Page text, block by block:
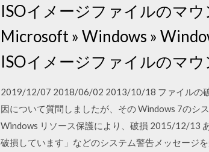
ISOイメージファイルのマ
Microsoft » Windows »
ISOイメージファイルのマ
2019/12/07 2018/06/02 2013/10/18 ファイルの
因について質問しましたが、その Windows 7のシ
Windows リソース保護により、破損 2015/12/13
破損しています」などのシステム警告メッセージ